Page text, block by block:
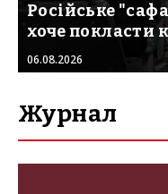
Російське
хоче покласти
06.08.2026
Журнал